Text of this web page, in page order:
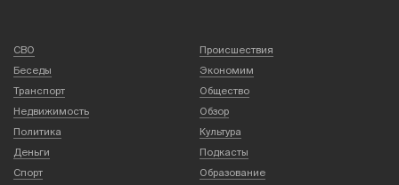
СВО
Происшествия
Беседы
Экономим
Транспорт
Общество
Недвижимость
Обзор
Политика
Культура
Деньги
Подкасты
Спорт
Образование